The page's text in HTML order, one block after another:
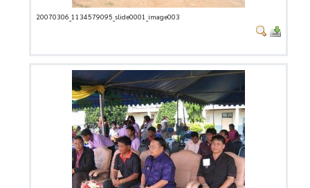
20070306_1134579095_slide0001_image003